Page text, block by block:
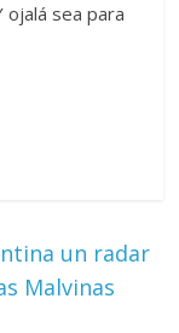
sea para
un radar
Malvinas